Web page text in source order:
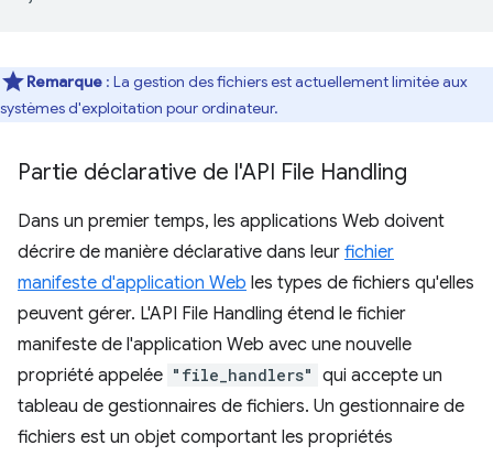
Remarque : La gestion des fichiers est actuellement limitée aux
systèmes d'exploitation pour ordinateur.
Partie déclarative de l'API File Handling
Dans un premier temps, les applications Web doivent
décrire de manière déclarative dans leur fichier
manifeste d'application Web les types de fichiers qu'elles
peuvent gérer. L'API File Handling étend le fichier
manifeste de l'application Web avec une nouvelle
propriété appelée "file_handlers" qui accepte un
tableau de gestionnaires de fichiers. Un gestionnaire de
fichiers est un objet comportant les propriétés